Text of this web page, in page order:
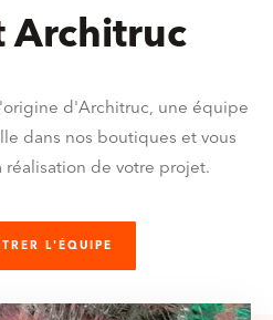
Architruc
d'Architruc, une équipe
dans nos boutiques et vous
de votre projet.
L'ÉQUIPE